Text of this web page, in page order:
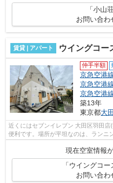
「小山
お問い合わ
賃貸 | アパート ウイングコー
仲手半額
京急空港
京急空港
京急空港
築13年
東京都大
近くにはセブンイレブン 大田区羽田
便利です。場所が平坦なのは、ランニ
ね。近くに2駅ある、アクセスが良い...
現在空室情報
「ウイングコ
お問い合わ